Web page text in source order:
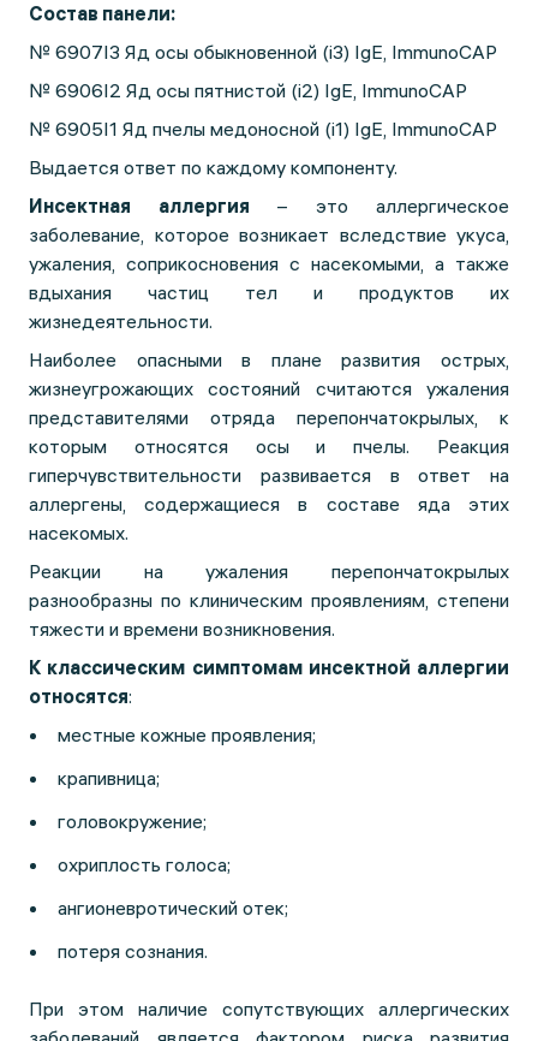
Состав панели:
№ 6907I3 Яд осы обыкновенной (i3) IgE, ImmunoCAP
№ 6906I2 Яд осы пятнистой (i2) IgE, ImmunoCAP
№ 6905I1 Яд пчелы медоносной (i1) IgE, ImmunoCAP
Выдается ответ по каждому компоненту.
Инсектная аллергия – это аллергическое
заболевание, которое возникает вследствие укуса,
ужаления, соприкосновения с насекомыми, а также
вдыхания частиц тел и продуктов их
жизнедеятельности.
Наиболее опасными в плане развития острых,
жизнеугрожающих состояний считаются ужаления
представителями отряда перепончатокрылых, к
которым относятся осы и пчелы. Реакция
гиперчувствительности развивается в ответ на
аллергены, содержащиеся в составе яда этих
насекомых.
Реакции на ужаления перепончатокрылых
разнообразны по клиническим проявлениям, степени
тяжести и времени возникновения.
К классическим симптомам инсектной аллергии
относятся:
местные кожные проявления;
крапивница;
головокружение;
охриплость голоса;
ангионевротический отек;
потеря сознания.
При этом наличие сопутствующих аллергических